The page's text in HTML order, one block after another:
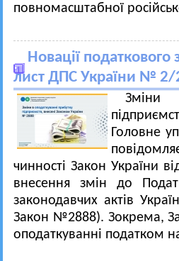
повномасштабної
Новації
лист ДПС України № 2/
Зміни
Головне
чинності Закон України
внесення змін до
законодавчих актів
Закон №2888). Зокрема,
оподаткуванні податком